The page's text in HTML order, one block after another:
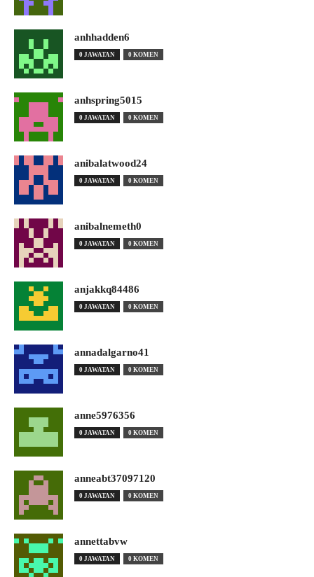
anhhadden6
0 JAWATAN 0 KOMEN
anhspring5015
0 JAWATAN 0 KOMEN
anibalatwood24
0 JAWATAN 0 KOMEN
anibalnemeth0
0 JAWATAN 0 KOMEN
anjakkq84486
0 JAWATAN 0 KOMEN
annadalgarno41
0 JAWATAN 0 KOMEN
anne5976356
0 JAWATAN 0 KOMEN
anneabt37097120
0 JAWATAN 0 KOMEN
annettabvw
0 JAWATAN 0 KOMEN